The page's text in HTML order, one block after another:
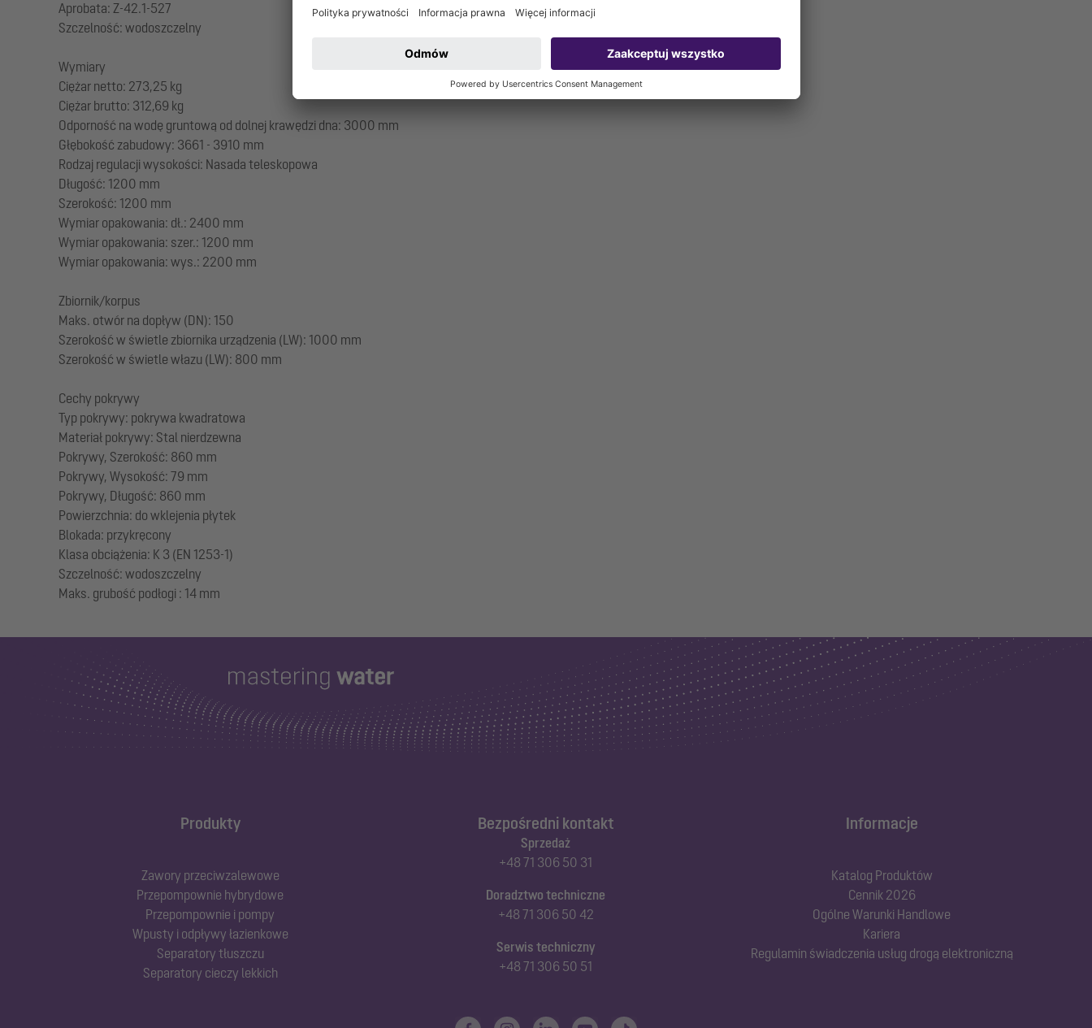
Aprobata: Z-42.1-527
Szczelność: wodoszczelny
Wymiary
Ciężar netto: 273,25 kg
Ciężar brutto: 312,69 kg
Odporność na wodę gruntową od dolnej krawędzi dna: 3000 mm
Głębokość zabudowy: 3661 - 3910 mm
Rodzaj regulacji wysokości: Nasada teleskopowa
Długość: 1200 mm
Szerokość: 1200 mm
Wymiar opakowania: dł.: 2400 mm
Wymiar opakowania: szer.: 1200 mm
Wymiar opakowania: wys.: 2200 mm
Zbiornik/korpus
Maks. otwór na dopływ (DN): 150
Szerokość w świetle zbiornika urządzenia (LW): 1000 mm
Szerokość w świetle włazu (LW): 800 mm
Cechy pokrywy
Typ pokrywy: pokrywa kwadratowa
Materiał pokrywy: Stal nierdzewna
Pokrywy, Szerokość: 860 mm
Pokrywy, Wysokość: 79 mm
Pokrywy, Długość: 860 mm
Powierzchnia: do wklejenia płytek
Blokada: przykręcony
Klasa obciążenia: K 3 (EN 1253-1)
Szczelność: wodoszczelny
Produkty
Zawory przeciwzalewowe
Przepompownie hybrydowe
Przepompownie i pompy
Wpusty i odpływy łazienkowe
Separatory tłuszczu
Separatory cieczy lekkich
Bezpośredni kontakt
Sprzedaż
+48 71 306 50 31
Doradztwo techniczne
+48 71 306 50 42
Serwis techniczny
+48 71 306 50 51
Informacje
Katalog Produktów
Cennik 2026
Ogólne Warunki Handlowe
Kariera
Regulamin świadczenia usług drogą elektroniczną